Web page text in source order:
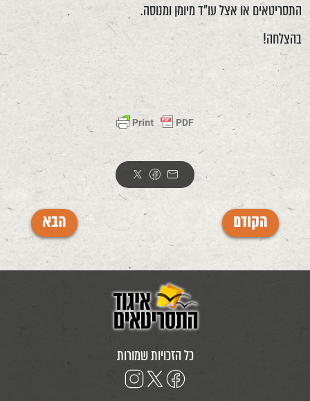
התסריטאים או אצל עו"ד מיומן ומנוסה.
בהצלחה!
הבא הקודם
כל הזכויות שמורות